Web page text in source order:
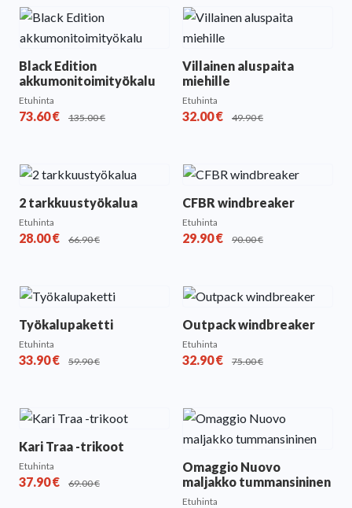
Black Edition
akkumonitoimityökalu
Etuhinta
73.60€ 135.00€
Villainen aluspaita
miehille
Etuhinta
32.00€ 49.90€
2 tarkkuustyökalua
Etuhinta
28.00€ 66.90€
CFBR windbreaker
Etuhinta
29.90€ 90.00€
Työkalupaketti
Etuhinta
33.90€ 59.90€
Outpack windbreaker
Etuhinta
32.90€ 75.00€
Kari Traa -trikoot
Etuhinta
37.90€ 69.00€
Omaggio Nuovo
maljakko tummansininen
Etuhinta